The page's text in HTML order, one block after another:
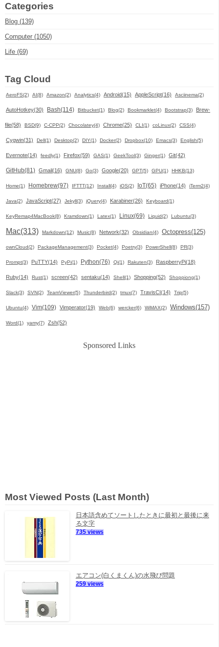
Categories
Blog (139)
Computer (1050)
Life (69)
Tag Cloud
AeroFS(2) AI(8) Amazon(2) Analytics(4) Android(15) AppleScript(16) Asciinema(2)
AutoHotkey(30) Bash(114) Bitbucket(1) Blog(2) Bookmarklet(4) Bootstrap(3) Brew-
file(58) BSD(9) C-CPP(2) Chocolatey(4) Chrome(25) CLI(1) coLinux(2) CSS(4)
Cygwin(31) Dell(1) Desktop(2) DIY(1) Docker(2) Dropbox(10) Emacs(3) English(5)
Evernote(14) feedly(1) Firefox(59) GAS(1) GeekTool(3) Ginger(1) Git(42)
GitHub(81) Gmail(16) GNU(8) Go(3) Google(20) GPT(5) GPU(1) HHKB(13)
Home(1) Homebrew(97) IFTTT(12) Install(4) iOS(2) IoT(65) iPhone(14) iTerm2(4)
Java(2) JavaScript(27) Jekyll(3) jQuery(4) Karabiner(26) Keyboard(1)
KeyRemap4MacBook(8) Kramdown(1) Latex(1) Linux(69) Liquid(2) Lubuntu(3)
Mac(313) Markdown(12) Music(8) Network(32) Obsidian(4) Octopress(125)
ownCloud(2) PackageManagement(3) Pocket(4) Poetry(3) PowerShell(8) PR(3)
Prompt(3) PuTTY(14) PyPi(1) Python(76) Qi(1) Rakuten(3) RaspberryPi(18)
Ruby(14) Rust(1) screen(42) sentaku(14) Shell(1) Shopping(52) Shoppiong(1)
Slack(3) SVN(2) TeamViewer(5) Thunderbird(2) tmux(7) TravisCI(14) Trip(5)
Ubuntu(4) Vim(109) Vimperator(19) Web(6) wercker(6) WiMAX(2) Windows(157)
Word(1) yamy(7) Zsh(52)
Sponsored Links
Most Viewed Posts (Last Month)
日本語含めてソートしたときに最初と最後に来
る文字
735 views
エアコン(白くまくん)の水飛び問題
259 views